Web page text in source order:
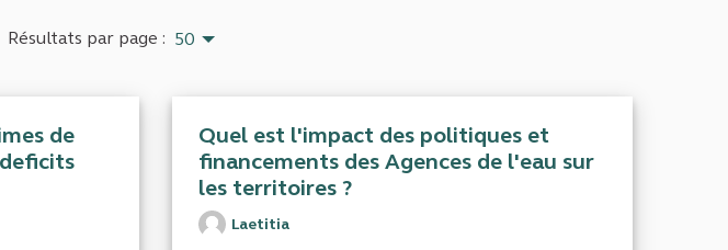
Résultats par page : 50
de
Quel est l'impact des politiques et
financements des Agences de l'eau sur
les territoires ?
Laetitia